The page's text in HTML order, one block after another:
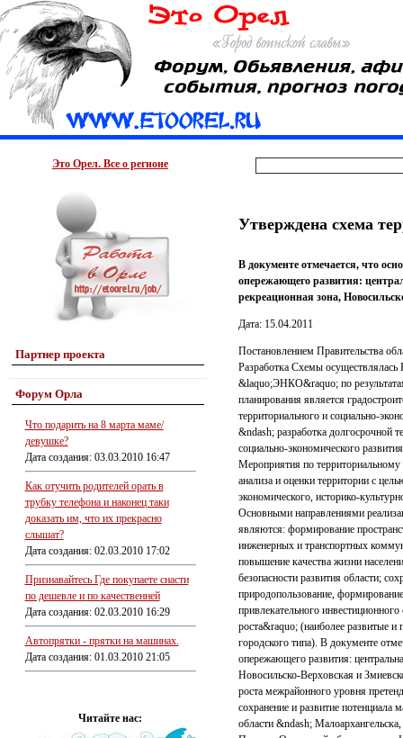
Это Орел. Все о регионе
Партнер проекта
Форум Орла
Что подарить на 8 марта маме/
девушке?
Дата создания: 03.03.2010 16:47
Как отучить родителей орать в
трубку телефона и наконец таки
доказать им, что их прекрасно
слышат?
Дата создания: 02.03.2010 17:02
Признавайтесь Где покупаете снасти
по дешевле и по качественней
Дата создания: 02.03.2010 16:29
Автопрятки - прятки на машинах.
Дата создания: 01.03.2010 21:05
Читайте нас:
Утверждена схема
В документе отмечается, что
опережающего развития:
рекреационная зона,
Дата: 15.04.2011
Постановлением Правительства
Разработка Схемы осуществлялась
&laquo;ЭНКО&raquo; по
планирования является
территориального и социально-
&ndash; разработка долгосрочной
социально-экономического
Мероприятия по территориальному
анализа и оценки территории с
экономического, историко-
Основными направлениями
являются: формирование
инженерных и транспортных
повышение качества жизни
безопасности развития области;
природопользование,
привлекательного
роста&raquo; (наиболее развитые и
городского типа). В документе
опережающего развития:
Новосильско-Верховская и
роста межрайонного уровня
сохранение и развитие
области &ndash;